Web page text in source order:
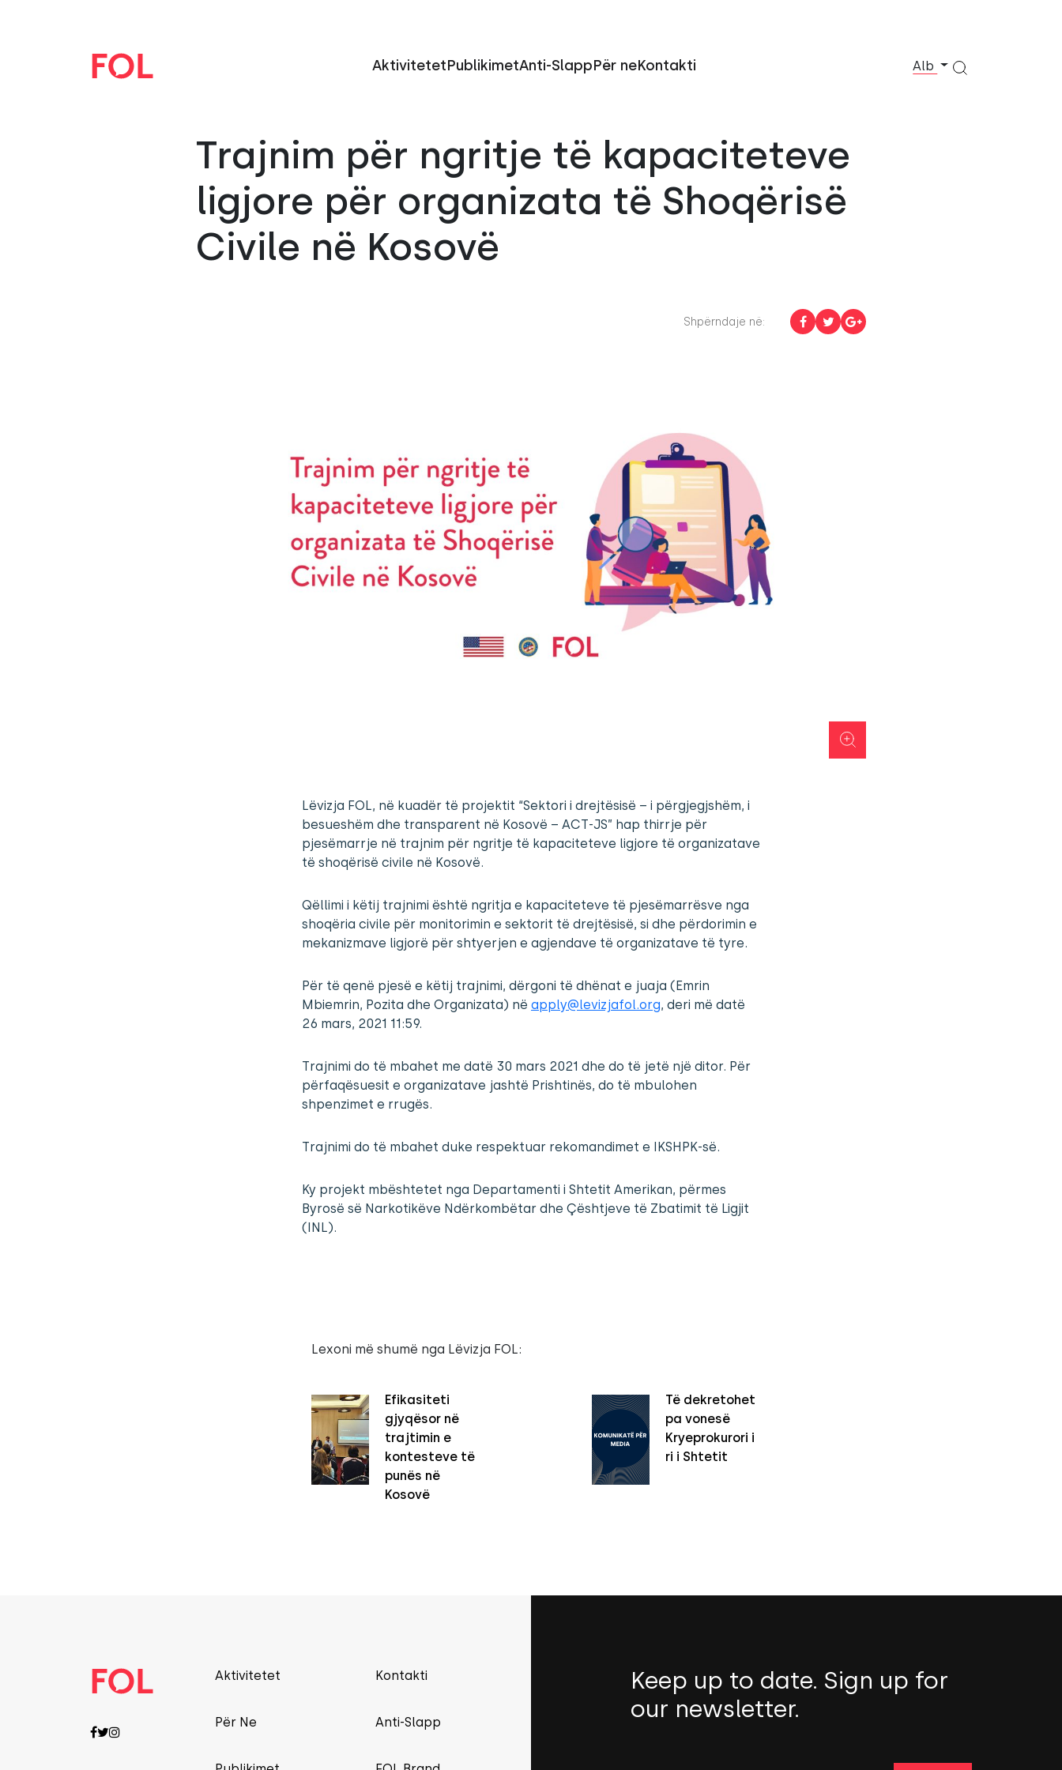
AktivitetetPublikimetAnti-SlappPër neKontakti Alb
Trajnim për ngritje të kapaciteteve
ligjore për organizata të Shoqërisë
Civile në Kosovë
Shpërndaje në:
Lëvizja FOL, në kuadër të projektit “Sektori i drejtësisë – i përgjegjshëm, i
besueshëm dhe transparent në Kosovë – ACT-JS” hap thirrje për
pjesëmarrje në trajnim për ngritje të kapaciteteve ligjore të organizatave
të shoqërisë civile në Kosovë.
Qëllimi i këtij trajnimi është ngritja e kapaciteteve të pjesëmarrësve nga
shoqëria civile për monitorimin e sektorit të drejtësisë, si dhe përdorimin e
mekanizmave ligjorë për shtyerjen e agjendave të organizatave të tyre.
Për të qenë pjesë e këtij trajnimi, dërgoni të dhënat e juaja (Emrin
Mbiemrin, Pozita dhe Organizata) në apply@levizjafol.org, deri më datë
26 mars, 2021 11:59.
Trajnimi do të mbahet me datë 30 mars 2021 dhe do të jetë një ditor. Për
përfaqësuesit e organizatave jashtë Prishtinës, do të mbulohen
shpenzimet e rrugës.
Trajnimi do të mbahet duke respektuar rekomandimet e IKSHPK-së.
Ky projekt mbështetet nga Departamenti i Shtetit Amerikan, përmes
Byrosë së Narkotikëve Ndërkombëtar dhe Çështjeve të Zbatimit të Ligjit
(INL).
Lexoni më shumë nga Lëvizja FOL:
Efikasiteti
gjyqësor në
trajtimin e
kontesteve të
punës në
Kosovë
Të dekretohet
pa vonesë
Kryeprokurori i
ri i Shtetit
Aktivitetet
Për Ne
Kontakti
Anti-Slapp
Keep up to date. Sign up for
our newsletter.